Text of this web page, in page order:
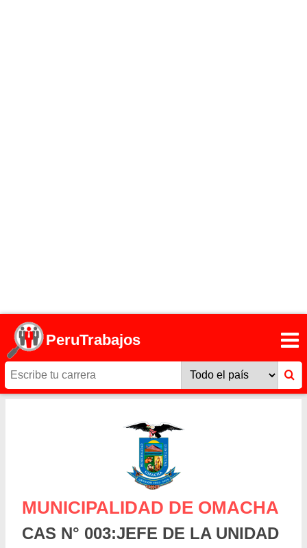
PeruTrabajos
MUNICIPALIDAD DE OMACHA
CAS N° 003:JEFE DE LA UNIDAD